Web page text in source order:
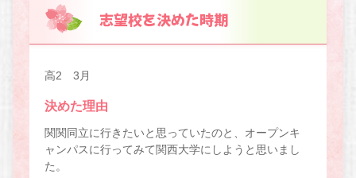
志望校を決めた時期
高2 3月
決めた理由
関関同立に行きたいと思っていたのと、オープンキ
ャンパスに行ってみて関西大学にしようと思いまし
た。